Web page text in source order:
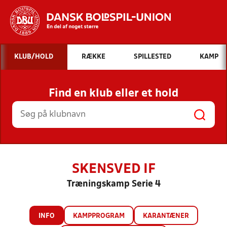
Hvad vil du søge efter?
INDHOLD OG NYHEDER
STILLINGER, RESULTATER, KLUBBER OG
HOLD
KLUB/HOLD RÆKKE SPILLESTED KAMP
Find en klub eller et hold
SKENSVED IF
Træningskamp Serie 4
INFO KAMPPROGRAM KARANTÆNER